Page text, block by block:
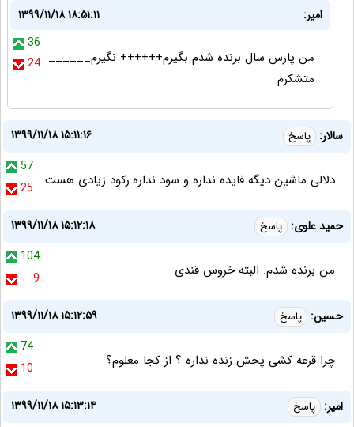
‌امیر:
۱۳۹۹/۱۱/۱۸ ۱۸:۵۱:۱۱
36
24 من پارس سال برنده شدم بگیرم++++++ نگیرم______
متشکرم
سالار: پاسخ
۱۳۹۹/۱۱/۱۸ ۱۵:۱۱:۱۶
57
25
دلالی ماشین دیگه فایده نداره و سود نداره.رکود زیادی هست
حمید علوی: پاسخ
۱۳۹۹/۱۱/۱۸ ۱۵:۱۲:۱۸
104
9
من برنده شدم. البته خروس قندی
حسین: پاسخ
۱۳۹۹/۱۱/۱۸ ۱۵:۱۲:۵۹
74
10
چرا قرعه کشی پخش زنده نداره ؟ از کجا معلوم؟
امیر: پاسخ
۱۳۹۹/۱۱/۱۸ ۱۵:۱۳:۱۴